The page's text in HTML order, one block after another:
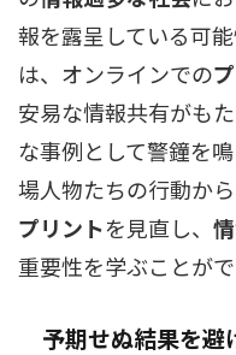
報を露呈している可
は、オンラインでの
安易な情報共有がも
な事例として警鐘を
場人物たちの行動か
プリントを見直し、
重要性を学ぶことがで
予期せぬ結果を避